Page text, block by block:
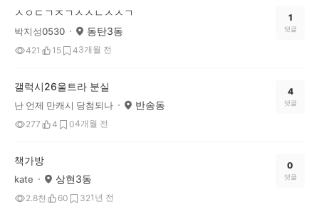
ㅅㅇㄷㄱㅈㄱㅅㅅㄴㅅㅅㄱ
박지성0530 동탄3동
421 15 43개월 전
1
댓글
갤럭시26울트라 분실
난 언제 만캐시 당첨되나 반송동
277 4 04개월 전
4
댓글
책가방
kate 상현3동
2.8천 60 321년 전
0
댓글